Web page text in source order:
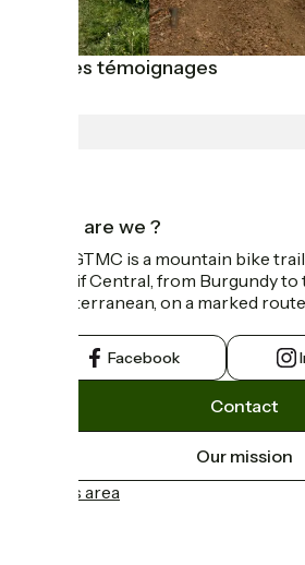
Tous les témoignages
Who are we ?
The GTMC is a mountain bike
Massif Central, from Burgundy to
Mediterranean, on a marked
Facebook
Contact
Our mission
Press area